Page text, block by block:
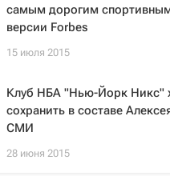
самым дорогим
версии Forbes
15 июля 2015
Клуб НБА "Нью-Йорк Никс"
сохранить в составе
СМИ
28 июня 2015